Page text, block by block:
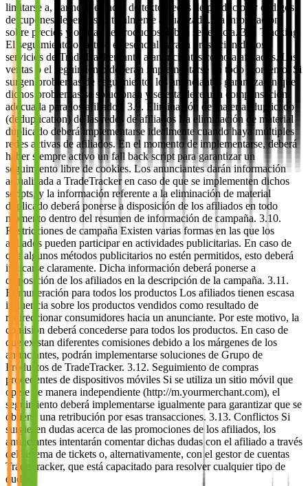
limitarse a, banners, enlaces de texto, feeds de productos y códigos
de cupones deberá estar totalmente actualizado. La información
sobre precios y ofertas de productos deben ser exacta. 3.8. Tracking
El seguimiento o rastreo es esencial para la prestación de los
servicios de TradeTracker tanto a anunciantes como a afiliados. Las
ventas o el seguimiento deberán implementarse en todo momento. Si
surgen problemas de seguimiento, los anunciantes garantizarán que
dichos problemas se solucionan y se establece una compensación
adecuada para los afiliados. 3.9. Eliminación de material duplicado
(deduplication) de las redes de afiliados La eliminación de material
duplicado deberá implementarse idealmente cuando haya múltiples
redes activas de afiliados. En el momento de implementarse, deberá
haber siempre activo un fall back script para garantizar un
seguimiento libre de cookies. Los anunciantes darán información
actualizada a TradeTracker en caso de que se implementen dichos
scripts, y la información referente a la eliminación de material
duplicado deberá ponerse a disposición de los afiliados en todo
momento dentro del resumen de información de campaña. 3.10.
Restricciones de campaña Existen varias formas en las que los
afiliados pueden participar en actividades publicitarias. En caso de
que algunos métodos publicitarios no estén permitidos, esto deberá
indicarse claramente. Dicha información deberá ponerse a
disposición de los afiliados en la descripción de la campaña. 3.11.
Remuneración para todos los productos Los afiliados tienen escasa
influencia sobre los productos vendidos como resultado de
redireccionar consumidores hacia un anunciante. Por este motivo, la
comisión deberá concederse para todos los productos. En caso de
que existan diferentes comisiones debido a los márgenes de los
anunciantes, podrán implementarse soluciones de Grupo de
Productos de TradeTracker. 3.12. Seguimiento de compras
procedentes de dispositivos móviles Si se utiliza un sitio móvil que
opere de manera independiente (http://m.yourmerchant.com), el
seguimiento deberá implementarse igualmente para garantizar que se
obtiene una retribución por esas transacciones. 3.13. Conflictos Si
surgiesen dudas acerca de las promociones de los afiliados, los
anunciantes intentarán comentar dichas dudas con el afiliado a través
del sistema de tickets o, alternativamente, con el gestor de cuentas
TradeTracker, que está capacitado para resolver cualquier tipo de
dudas.